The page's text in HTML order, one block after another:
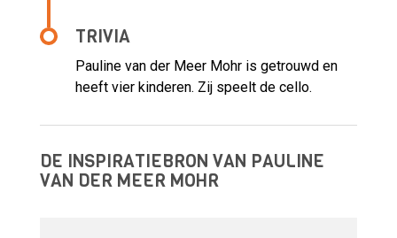
TRIVIA
Pauline van der Meer Mohr is getrouwd en
heeft vier kinderen. Zij speelt de cello.
DE INSPIRATIEBRON VAN PAULINE
VAN DER MEER MOHR